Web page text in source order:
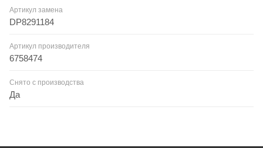
Артикул замена
DP8291184
Артикул производителя
6758474
Снято с производства
Да